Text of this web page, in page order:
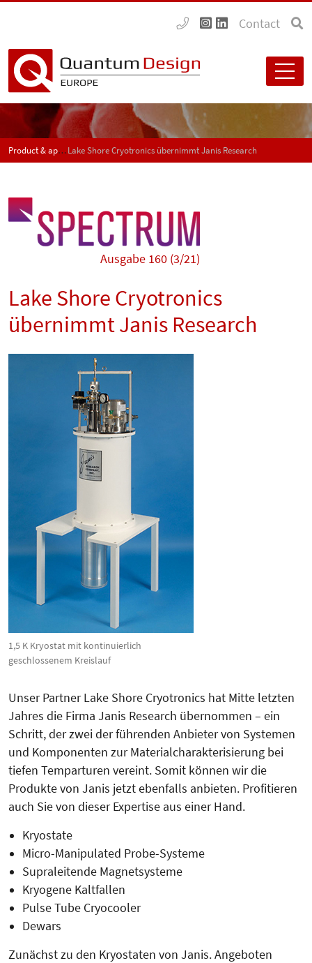
Contact
Product & application news - SPECTRUMLake Shore Cryotronics übernimmt Janis Research
Ausgabe 160 (3/21)
Lake Shore Cryotronics
übernimmt Janis Research
1,5 K Kryostat mit kontinuierlich
geschlossenem Kreislauf
Unser Partner Lake Shore Cryotronics hat Mitte letzten
Jahres die Firma Janis Research übernommen – ein
Schritt, der zwei der führenden Anbieter von Systemen
und Komponenten zur Materialcha­rakterisierung bei
tiefen Temparturen vereint. Somit können wir die
Produkte von Janis jetzt ebenfalls anbieten. Profitieren
auch Sie von dieser Expertise aus einer Hand.
Kryostate
Micro-Manipulated Probe-Systeme
Supraleitende Magnetsysteme
Kryogene Kaltfallen
Pulse Tube Cryocooler
Dewars
Zunächst zu den Kryostaten von Janis. Angeboten